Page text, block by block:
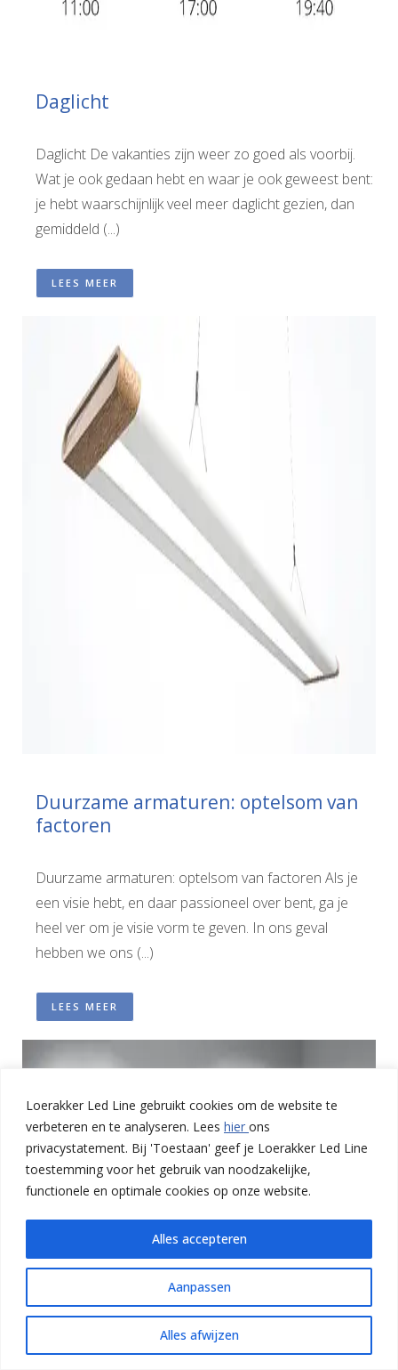
Loerakker Led Line gebruikt cookies om de website te
verbeteren en te analyseren. Lees hier ons
privacystatement. Bij 'Toestaan' geef je Loerakker Led Line
toestemming voor het gebruik van noodzakelijke,
functionele en optimale cookies op onze website.
Aanpassen
Alles afwijzen
Alles accepteren
Daglicht
Daglicht De vakanties zijn weer zo goed als voorbij.
Wat je ook gedaan hebt en waar je ook geweest bent:
je hebt waarschijnlijk veel meer daglicht gezien, dan
gemiddeld (...)
LEES MEER
Duurzame armaturen: optelsom van
factoren
Duurzame armaturen: optelsom van factoren Als je
een visie hebt, en daar passioneel over bent, ga je
heel ver om je visie vorm te geven. In ons geval
hebben we ons (...)
LEES MEER